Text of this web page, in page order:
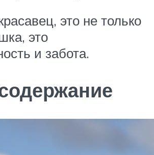
это не только
это
и забота.